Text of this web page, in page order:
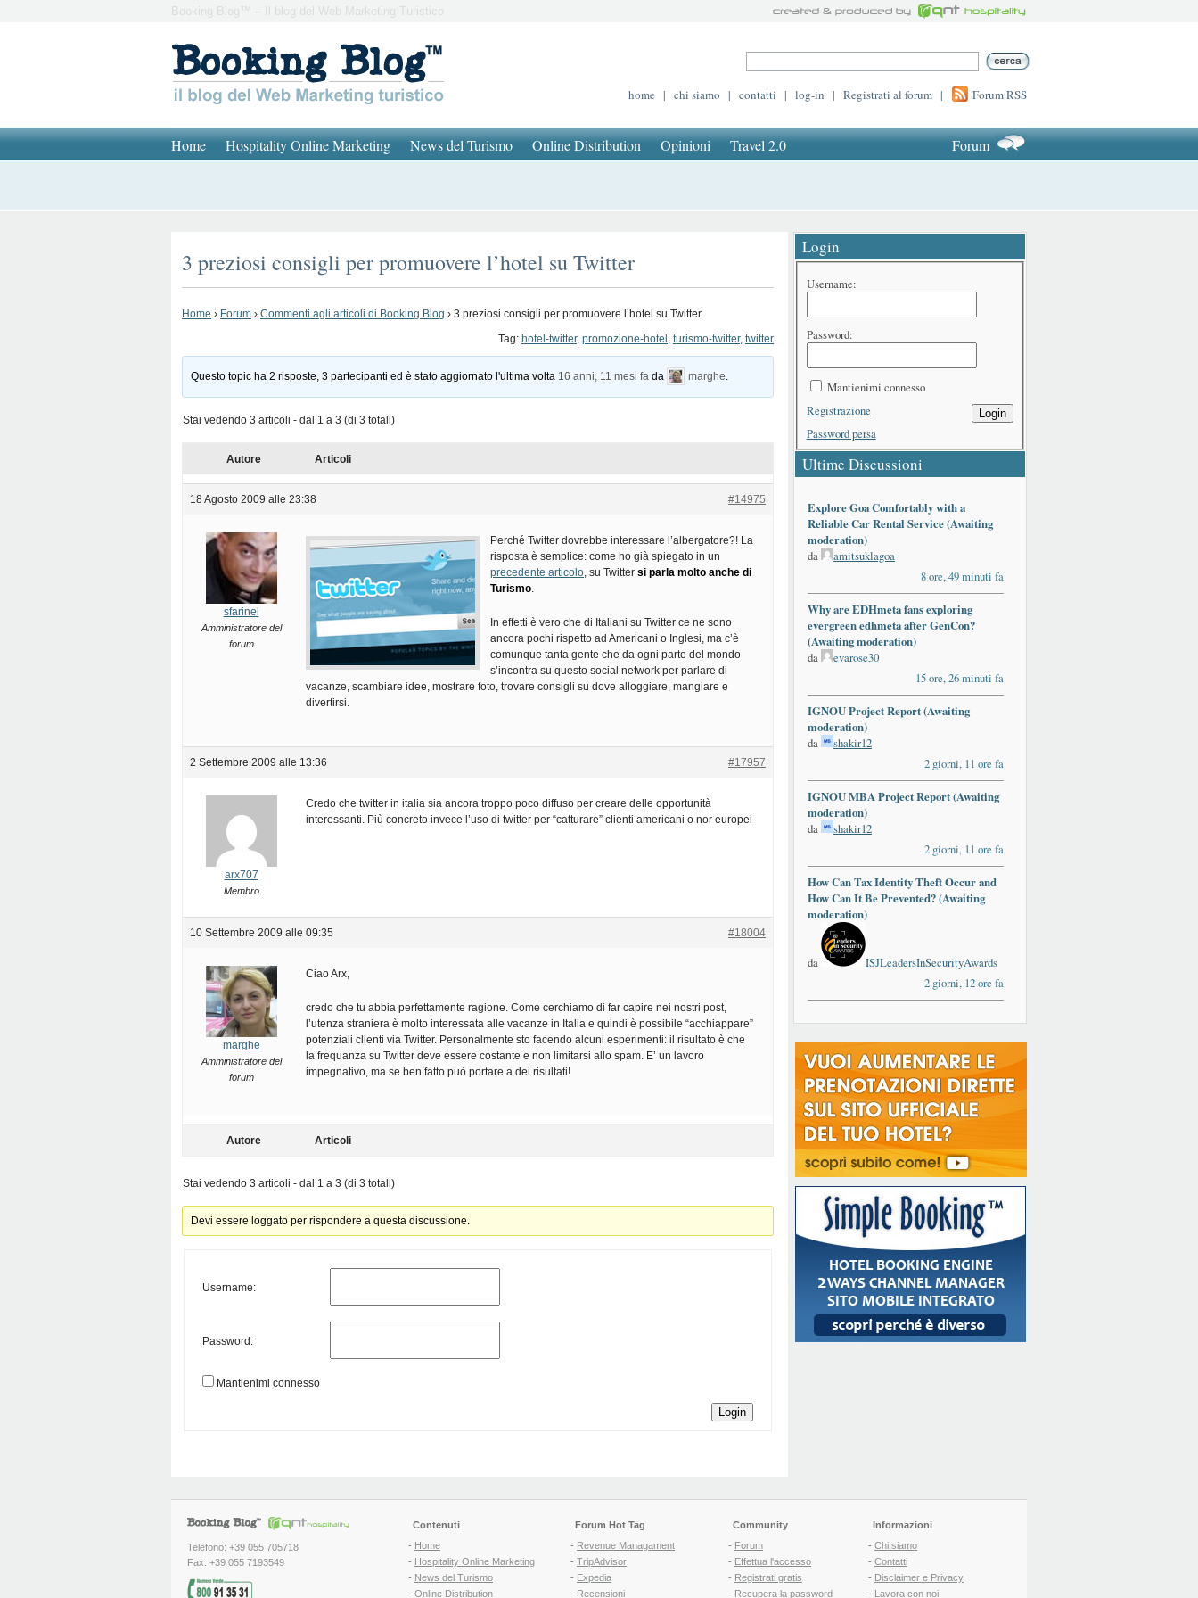
Booking Blog™ – Il blog del Web Marketing Turistico
home | chi siamo | contatti | log-in | Registrati al forum | Forum RSS
Home Hospitality Online Marketing News del Turismo Online Distribution Opinioni Travel 2.0 Forum
3 preziosi consigli per promuovere l’hotel su Twitter
Home › Forum › Commenti agli articoli di Booking Blog › 3 preziosi consigli per promuovere l’hotel su Twitter
Tag: hotel-twitter, promozione-hotel , turismo-twitter, twitter
Questo topic ha 2 risposte, 3 partecipanti ed è stato aggiornato l'ultima volta 16 anni, 11 mesi fa da marghe
Stai vedendo 3 articoli - dal 1 a 3 (di 3 totali)
Autore Articoli
18 Agosto 2009 alle 23:38 #14975
sfarinel
Amministratore del
forum
Perché Twitter dovrebbe interessare l’albergatore?! La
risposta è semplice: come ho già spiegato in un
precedente articolo, su Twitter si parla molto anche di
Turismo.
In effetti è vero che di Italiani su Twitter ce ne sono
ancora pochi rispetto ad Americani o Inglesi, ma c’è
comunque tanta gente che da ogni parte del mondo
s’incontra su questo social network per parlare di
vacanze, scambiare idee, mostrare foto, trovare consigli su dove alloggiare, mangiare e
divertirsi.
2 Settembre 2009 alle 13:36 #17957
arx707
Membro
Credo che twitter in italia sia ancora troppo poco diffuso per creare delle opportunità
interessanti. Più concreto invece l’uso di twitter per “catturare” clienti americani o nor europei
10 Settembre 2009 alle 09:35 #18004
marghe
Amministratore del
forum
Ciao Arx,
credo che tu abbia perfettamente ragione. Come cerchiamo di far capire nei nostri post,
l’utenza straniera è molto interessata alle vacanze in Italia e quindi è possibile “acchiappare”
potenziali clienti via Twitter. Personalmente sto facendo alcuni esperimenti: il risultato è che
la frequanza su Twitter deve essere costante e non limitarsi allo spam. E’ un lavoro
impegnativo, ma se ben fatto può portare a dei risultati!
Autore Articoli
Stai vedendo 3 articoli - dal 1 a 3 (di 3 totali)
Devi essere loggato per rispondere a questa discussione.
Username:
Password:
Mantienimi connesso
Login
Login
Username:
Password:
Mantienimi connesso
Login
Registrazione
Password persa
Ultime Discussioni
Explore Goa Comfortably with a
Reliable Car Rental Service (Awaiting
moderation)
da
amitsuklagoa
8 ore, 49 minuti fa
Why are EDHmeta fans exploring
evergreen edhmeta after GenCon?
(Awaiting moderation)
da
evarose30
15 ore, 26 minuti fa
IGNOU Project Report (Awaiting
moderation)
da
shakir12
2 giorni, 11 ore fa
IGNOU MBA Project Report (Awaiting
moderation)
da
shakir12
2 giorni, 11 ore fa
How Can Tax Identity Theft Occur and
How Can It Be Prevented? (Awaiting
moderation)
da
ISJLeadersInSecurityAwards
2 giorni, 12 ore fa
Telefono: +39 055 705718
Fax: +39 055 7193549
Contenuti
- Home
- Hospitality Online Marketing
- News del Turismo
- Online Distribution
Forum Hot Tag
- Revenue Managament
- TripAdvisor
- Expedia
- Recensioni
Community
- Forum
- Effettua l'accesso
- Registrati gratis
- Recupera la password
Informazioni
- Chi siamo
- Contatti
- Disclaimer e Privacy
- Lavora con noi